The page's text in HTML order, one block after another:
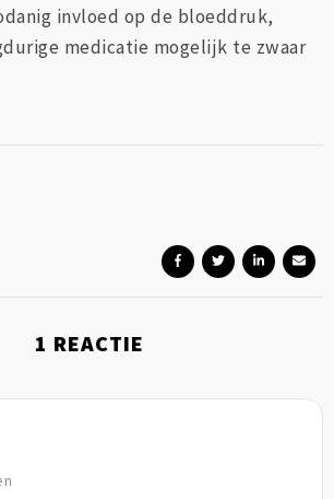
invloed op de bloeddruk,
medicatie mogelijk te zwaar
1 REACTIE